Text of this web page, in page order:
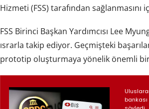
Hizmeti (FSS) tarafından sağlanmasını
FSS Birinci Başkan Yardımcısı Lee
ısrarla takip ediyor. Geçmişteki
prototip oluşturmaya yönelik önemli bir